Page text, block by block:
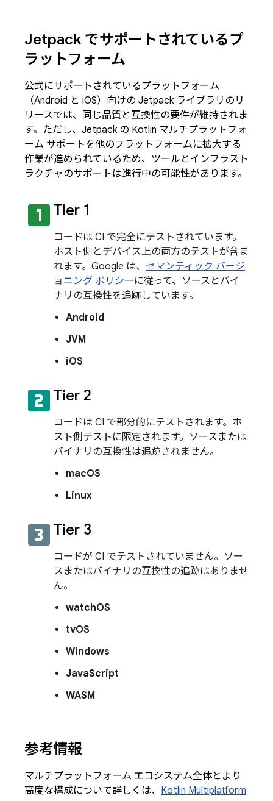
Jetpack でサポートされているプ
ラットフォーム
公式にサポートされているプラットフォーム
（Android と iOS）向けの Jetpack ライブラリのリ
リースでは、同じ品質と互換性の要件が維持されま
す。ただし、Jetpack の Kotlin マルチプラットフォ
ーム サポートを他のプラットフォームに拡大する
作業が進められているため、ツールとインフラスト
ラクチャのサポートは進行中の可能性があります。
looks_one Tier 1
コードは CI で完全にテストされています。
ホスト側とデバイス上の両方のテストが含ま
れます。Google は、 セマンティック バージ
ョニング ポリシー に従って、ソースとバイ
ナリの互換性を追跡しています。
Android
JVM
iOS
looks_two Tier 2
コードは CI で部分的にテストされます。ホ
スト側テストに限定されます。ソースまたは
バイナリの互換性は追跡されません。
macOS
Linux
looks_3 Tier 3
コードが CI でテストされていません。ソー
スまたはバイナリの互換性の追跡はありませ
ん。
watchOS
tvOS
Windows
JavaScript
WASM
参考情報
マルチプラットフォーム エコシステム全体とより
高度な構成について詳しくは、 Kotlin Multiplatform